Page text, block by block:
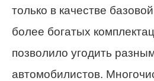
только в качестве
более богатых
позволило угодить
автомобилистов.